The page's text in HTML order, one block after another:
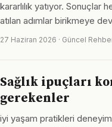
kararlılık yatıyor.
atılan adımlar birikmeye
27 Haziran 2026 · Güncel
Sağlık ipuçları
gerekenler
iyi yaşam pratikleri